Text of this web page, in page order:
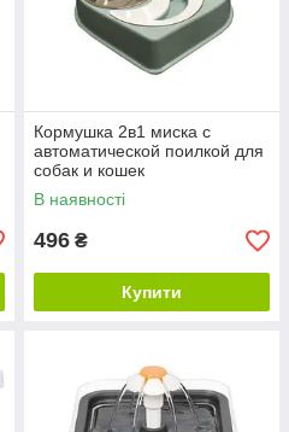
Кормушка 2в1 миска с
автоматической поилкой для
собак и кошек
В наявності
496 ₴
Купити